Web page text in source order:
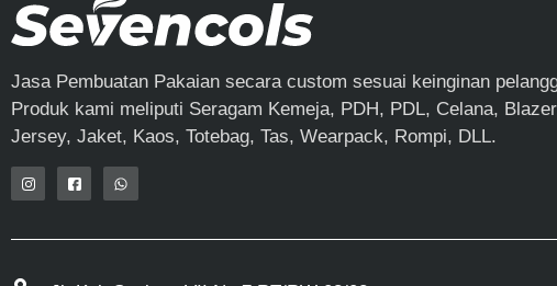
Jasa Pembuatan Pakaian secara custom sesuai keinginan
Produk kami meliputi Seragam Kemeja, PDH, PDL, Celana,
Jersey, Jaket, Kaos, Totebag, Tas, Wearpack, Rompi, DLL.